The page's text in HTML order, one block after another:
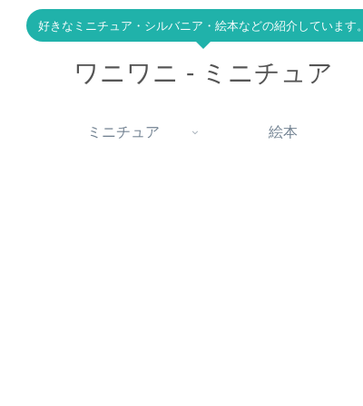
好きなミニチュア・シルバニア・絵本などの紹介しています。
ワニワニ - ミニチュア
ミニチュア 絵本